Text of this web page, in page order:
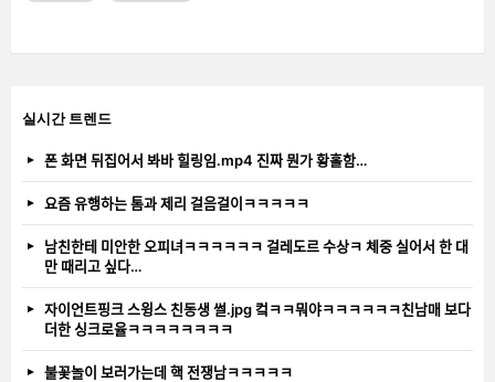
실시간 트렌드
폰 화면 뒤집어서 봐바 힐링임.mp4 진짜 뭔가 황홀함…
요즘 유행하는 톰과 제리 걸음걸이ㅋㅋㅋㅋㅋ
남친한테 미안한 오피녀ㅋㅋㅋㅋㅋㅋ 걸레도르 수상ㅋ 체중 실어서 한 대
만 때리고 싶다…
자이언트핑크 스윙스 친동생 썰.jpg 컼ㅋㅋ뭐야ㅋㅋㅋㅋㅋㅋ친남매 보다
더한 싱크로율ㅋㅋㅋㅋㅋㅋㅋㅋ
불꽃놀이 보러가는데 핵 전쟁남ㅋㅋㅋㅋㅋ